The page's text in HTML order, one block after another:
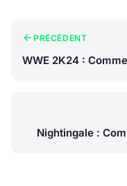
PRÉCÉDENT
WWE 2K24 :
Nightingale :